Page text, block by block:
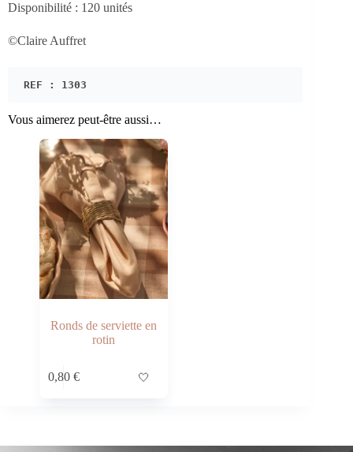
Disponibilité : 120 unités
©Claire Auffret
REF : 1303
Vous aimerez peut-être aussi…
Ronds de serviette en
rotin
0,80 € 🤍